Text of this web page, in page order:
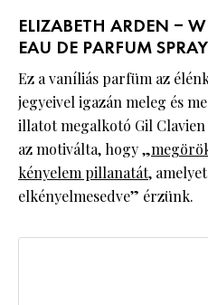
ELIZABETH ARDEN –
EAU DE PARFUM SPRAY
Ez a vaníliás parfüm az
jegyeivel igazán meleg és
illatot megalkotó Gil
az motiválta, hogy „
kényelem pillanatát,
elkényelmesedve” érzünk.